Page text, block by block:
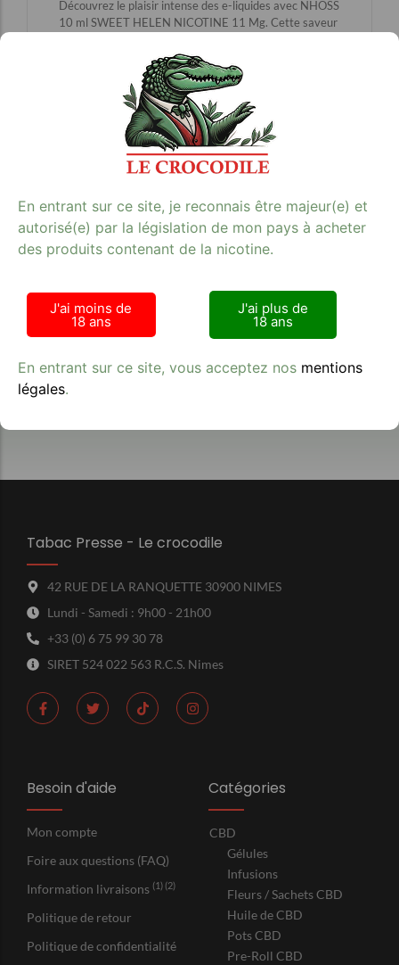
Découvrez le plaisir intense des e-liquides avec NHOSS
10 ml SWEET HELEN NICOTINE 11 Mg. Cette saveur
fondant, le tout reposant sur une pâte croquante pour
une expérience de vape inoubliable. Parfait pour les
amateurs de vapotage à la recherche de sensations
gustatives exceptionnelles, ce e-liquide au ratio 50/50
PG/VG offre un équilibre idéal entre saveur et vapeur.
Que vous soyez un vapoteur débutant ou confirmé,
NHOSS SWEET HELEN vous séduira par sa richesse et
sa douceur. Explorez notre gamme complète d’e-
saveur favorite.
E-liquides
**Mots-clés :** e-liquides, vape, e-liquide, vapotage,
Tabac Presse - Le crocodile
42 RUE DE LA RANQUETTE 30900 NIMES
Lundi - Samedi : 9h00 - 21h00
+33 (0) 6 75 99 30 78
SIRET 524 022 563 R.C.S. Nimes
Besoin d'aide
Mon compte
Foire aux questions (FAQ)
Information livraisons (1) (2)
Politique de retour
Politique de confidentialité
Catégories
CBD
Gélules
Infusions
Fleurs / Sachets CBD
Huile de CBD
Pots CBD
Pre-Roll CBD
En entrant sur ce site, je reconnais être majeur(e) et
autorisé(e) par la législation de mon pays à acheter
des produits contenant de la nicotine.
J'ai moins de
18 ans
J'ai plus de
18 ans
En entrant sur ce site, vous acceptez nos mentions
légales.